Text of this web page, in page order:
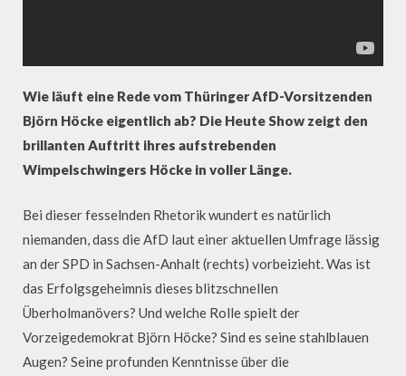
Wie läuft eine Rede vom Thüringer AfD-Vorsitzenden
Björn Höcke eigentlich ab? Die Heute Show zeigt den
brillanten Auftritt ihres aufstrebenden
Wimpelschwingers Höcke in voller Länge.
Bei dieser fesselnden Rhetorik wundert es natürlich
niemanden, dass die AfD laut einer aktuellen Umfrage lässig
an der SPD in Sachsen-Anhalt (rechts) vorbeizieht. Was ist
das Erfolgsgeheimnis dieses blitzschnellen
Überholmanövers? Und welche Rolle spielt der
Vorzeigedemokrat Björn Höcke? Sind es seine stahlblauen
Augen? Seine profunden Kenntnisse über die